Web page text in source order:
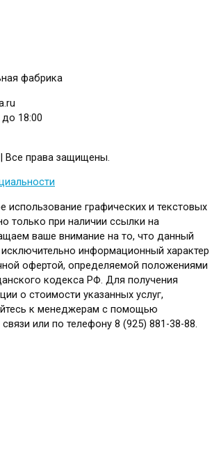
фабрика
18:00
Все права защищены.
использование графических и текстовых
только при наличии ссылки на
ваше внимание на то, что данный
исключительно информационный характер
офертой, определяемой положениями
кодекса РФ. Для получения
о стоимости указанных услуг,
к менеджерам с помощью
или по телефону 8 (925) 881-38-88.